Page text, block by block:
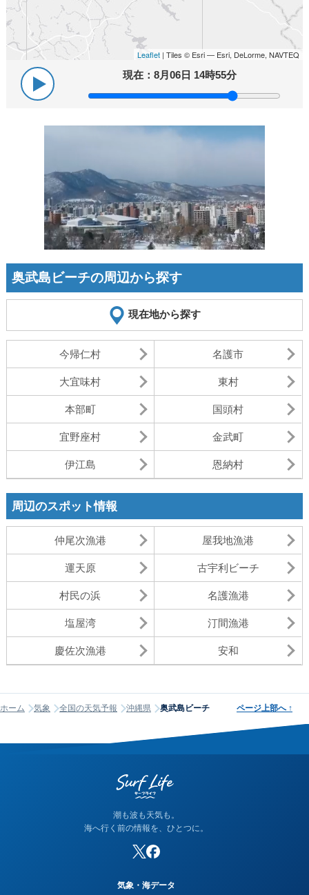
Leaflet | Tiles © Esri — Esri, DeLorme, NAVTEQ
現在：8月06日 14時55分
奥武島ビーチの周辺から探す
現在地から探す
今帰仁村 名護市
大宜味村 東村
本部町 国頭村
宜野座村 金武町
伊江島 恩納村
周辺のスポット情報
仲尾次漁港 屋我地漁港
運天原 古宇利ビーチ
村民の浜 名護漁港
塩屋湾 汀間漁港
慶佐次漁港 安和
ホーム 気象 全国の天気予報 沖縄県 奥武島ビーチ ページ上部へ ↑
潮も波も天気も。
海へ行く前の情報を、ひとつに。
気象・海データ